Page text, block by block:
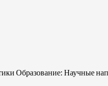
Образование: Научные